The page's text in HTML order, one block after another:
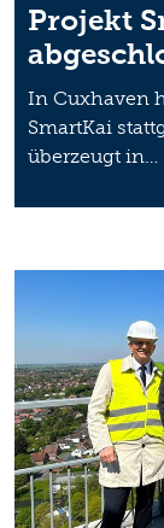
Projekt
In Cuxhaven
SmartKai
überzeugt in…